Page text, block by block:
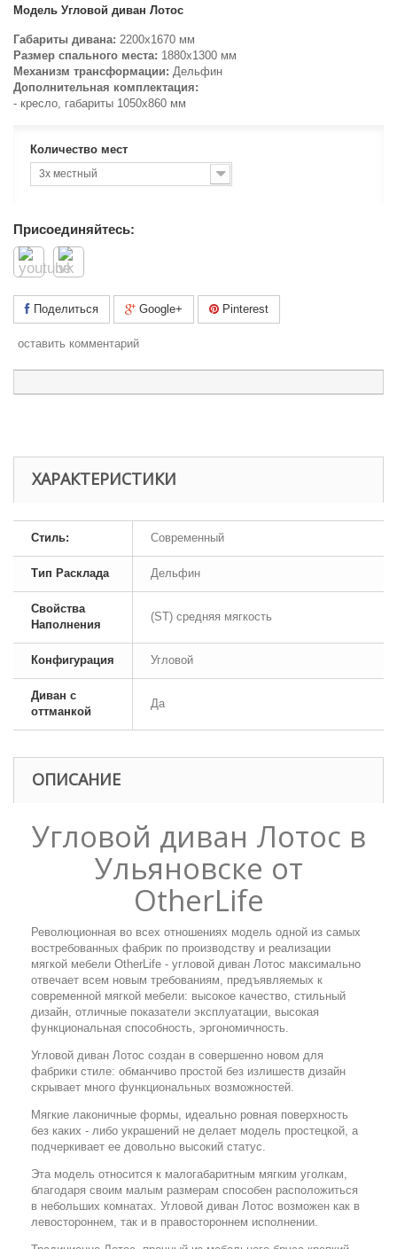
Модель Угловой диван Лотос
Габариты дивана: 2200х1670 мм
Размер спального места: 1880х1300 мм
Механизм трансформации: Дельфин
Дополнительная комплектация:
- кресло, габариты 1050х860 мм
Количество мест
3х местный
Присоединяйтесь:
Поделиться Google+ Pinterest
оставить комментарий
ХАРАКТЕРИСТИКИ
Стиль: Современный
Тип Расклада Дельфин
Свойства
Наполнения
(ST) средняя мягкость
Конфигурация Угловой
Диван с
оттманкой
Да
ОПИСАНИЕ
Угловой диван Лотос в
Ульяновске от
OtherLife
Революционная во всех отношениях модель одной из самых
востребованных фабрик по производству и реализации
мягкой мебели OtherLife - угловой диван Лотос максимально
отвечает всем новым требованиям, предъявляемых к
современной мягкой мебели: высокое качество, стильный
дизайн, отличные показатели эксплуатации, высокая
функциональная способность, эргономичность.
Угловой диван Лотос создан в совершенно новом для
фабрики стиле: обманчиво простой без излишеств дизайн
скрывает много функциональных возможностей.
Мягкие лаконичные формы, идеально ровная поверхность
без каких - либо украшений не делает модель простецкой, а
подчеркивает ее довольно высокий статус.
Эта модель относится к малогабаритным мягким уголкам,
благодаря своим малым размерам способен расположиться
в небольших комнатах. Угловой диван Лотос возможен как в
левостороннем, так и в правостороннем исполнении.